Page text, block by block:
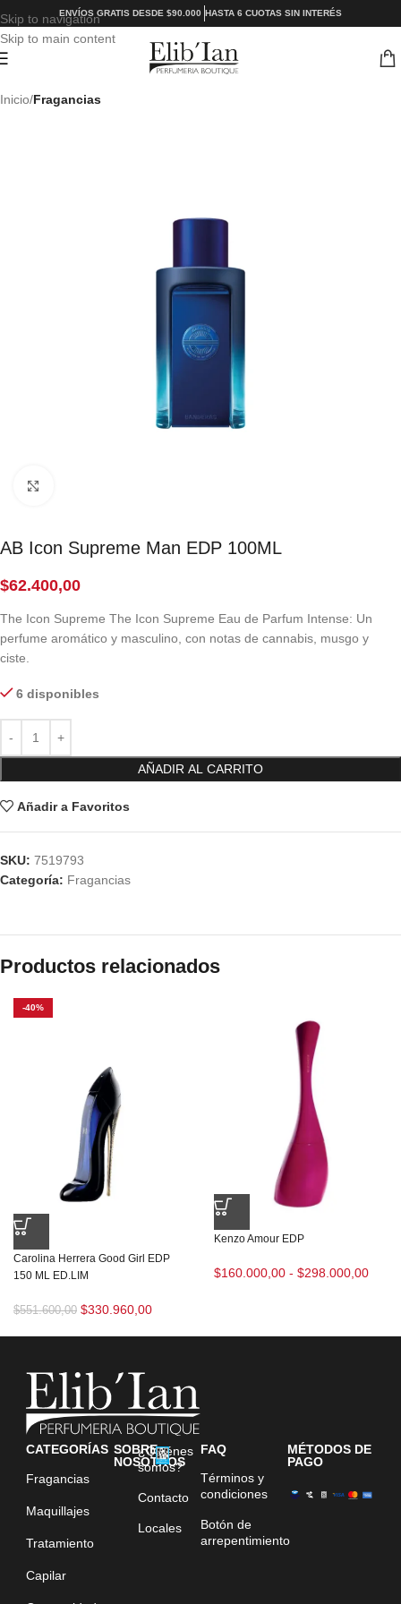
Skip to navigation
Skip to main content
ENVÍOS GRATIS DESDE $90.000 HASTA 6 CUOTAS SIN INTERÉS
Inicio Fragancias
AB Icon Supreme Man EDP 100ML
$62.400,00
The Icon Supreme The Icon Supreme Eau de Parfum Intense: Un
perfume aromático y masculino, con notas de cannabis, musgo y
ciste.
6 disponibles
AÑADIR AL CARRITO
Añadir a Favoritos
SKU: 7519793
Categoría: Fragancias
Productos relacionados
-40%
Carolina Herrera Good Girl EDP
150 ML ED.LIM
$551.600,00 $330.960,00
Kenzo Amour EDP
$160.000,00 - $298.000,00
CATEGORÍAS
Fragancias
Maquillajes
Tratamiento
Capilar
SOBRE
NOSOTROS
¿Quiénes
somos?
Contacto
Locales
FAQ
Términos y
condiciones
Botón de
arrepentimiento
MÉTODOS DE
PAGO